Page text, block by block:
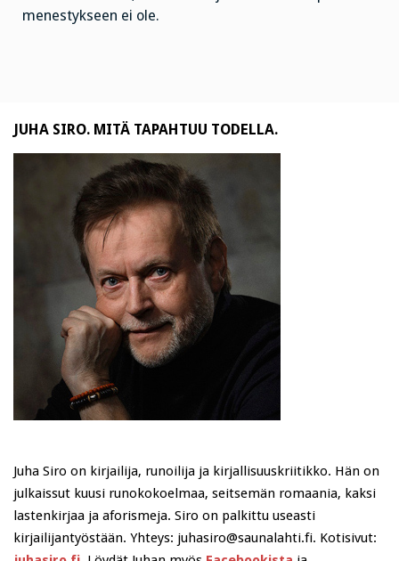
menestykseen ei ole.
JUHA SIRO. MITÄ TAPAHTUU TODELLA.
Juha Siro on kirjailija, runoilija ja kirjallisuuskriitikko. Hän on
julkaissut kuusi runokokoelmaa, seitsemän romaania, kaksi
lastenkirjaa ja aforismeja. Siro on palkittu useasti
kirjailijantyöstään. Yhteys: juhasiro@saunalahti.fi. Kotisivut: